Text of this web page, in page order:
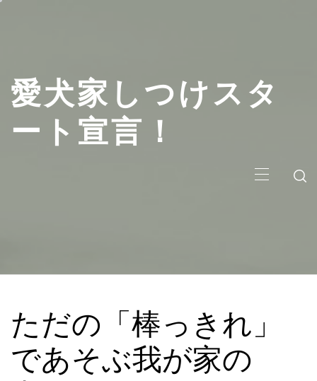
愛犬家しつけスタ
ート宣言！
イ
ン
ただの「棒っきれ」
であそぶ我が家の